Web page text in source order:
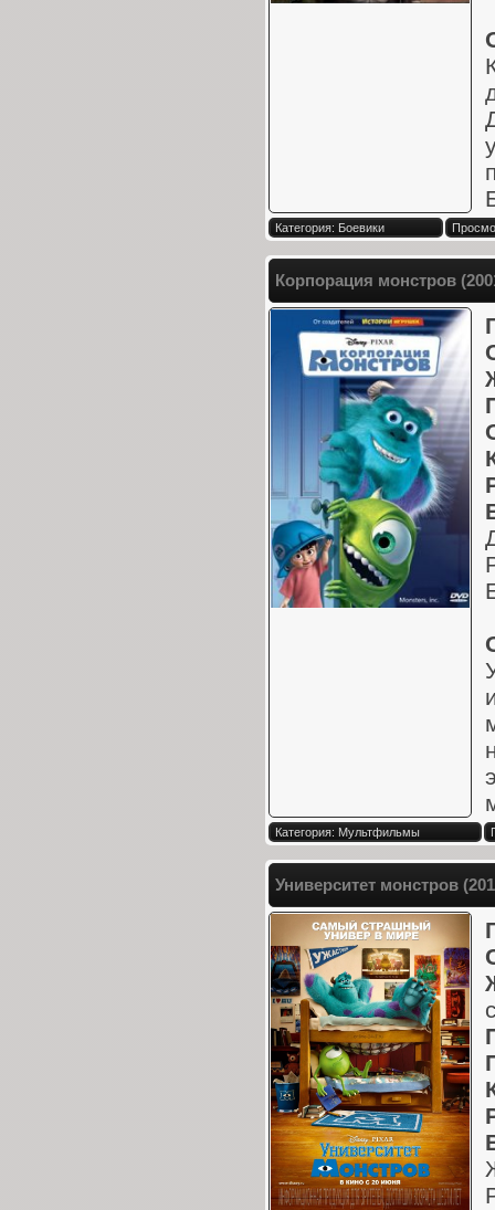
Категория: Боевики
Корпорация монстров
Категория: Мультфильмы
Университет монстров